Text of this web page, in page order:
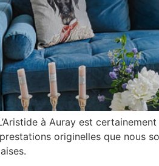
à Auray est
originelles que nous